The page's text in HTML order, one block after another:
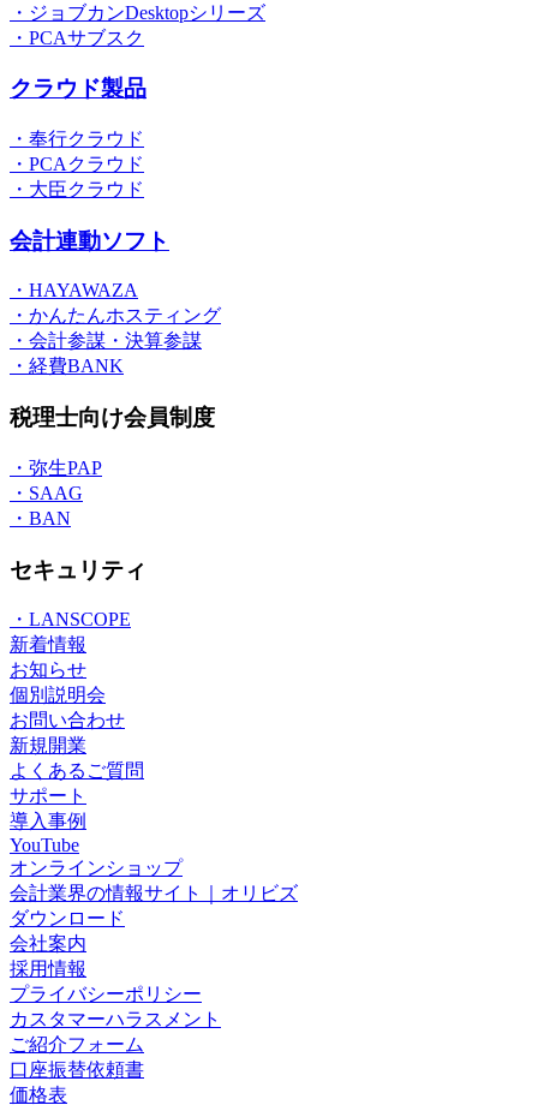
・ジョブカンDesktopシリーズ
・PCAサブスク
クラウド製品
・奉行クラウド
・PCAクラウド
・大臣クラウド
会計連動ソフト
・HAYAWAZA
・かんたんホスティング
・会計参謀・決算参謀
・経費BANK
税理士向け会員制度
・弥生PAP
・SAAG
・BAN
セキュリティ
・LANSCOPE
新着情報
お知らせ
個別説明会
お問い合わせ
新規開業
よくあるご質問
サポート
導入事例
YouTube
オンラインショップ
会計業界の情報サイト｜オリビズ
ダウンロード
会社案内
採用情報
プライバシーポリシー
カスタマーハラスメント
ご紹介フォーム
口座振替依頼書
価格表